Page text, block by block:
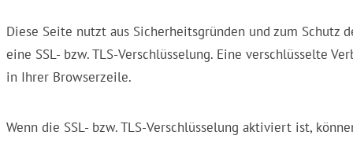
Diese Seite nutzt aus Sicherheitsgründen und zum
eine SSL- bzw. TLS-Verschlüsselung. Eine verschlüsselte
in Ihrer Browserzeile.
Wenn die SSL- bzw. TLS-Verschlüsselung aktiviert ist,